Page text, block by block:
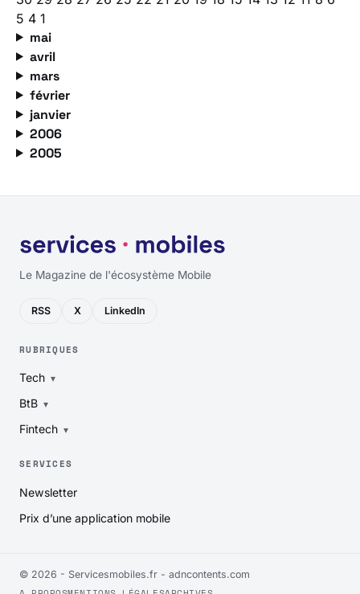
5 4 1
mai
avril
mars
février
janvier
2006
2005
Le Magazine de l'écosystème Mobile
RSS X LinkedIn
RUBRIQUES
Tech
BtB
Fintech
SERVICES
Newsletter
Prix d’une application mobile
© 2026 - Servicesmobiles.fr - adncontents.com